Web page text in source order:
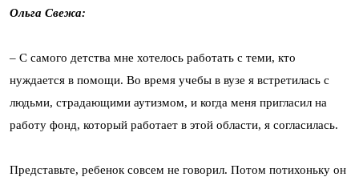
Ольга Свежа:
– С самого детства мне хотелось работать с теми, кто
нуждается в помощи. Во время учебы в вузе я встретилась с
людьми, страдающими аутизмом, и когда меня пригласил на
работу фонд, который работает в этой области, я согласилась.
Представьте, ребенок совсем не говорил. Потом потихоньку он